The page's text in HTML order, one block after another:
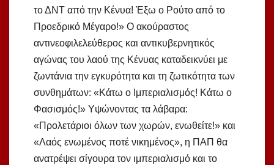
το ΔΝΤ από την Κένυα! Έξω ο Ρούτο από το
Προεδρικό Μέγαρο!» Ο ακούραστος
αντινεοφιλελεύθερος και αντικυβερνητικός
αγώνας του λαού της Κένυας καταδεικνύει με
ζωντάνια την εγκυρότητα και τη ζωτικότητα των
συνθημάτων: «Κάτω ο Ιμπεριαλισμός! Κάτω ο
Φασισμός!» Υψώνοντας τα λάβαρα:
«Προλετάριοι όλων των χωρών, ενωθείτε!» και
«Λαός ενωμένος ποτέ νικημένος», η ΠΑΠ θα
ανατρέψει σίγουρα τον ιμπεριαλισμό και το